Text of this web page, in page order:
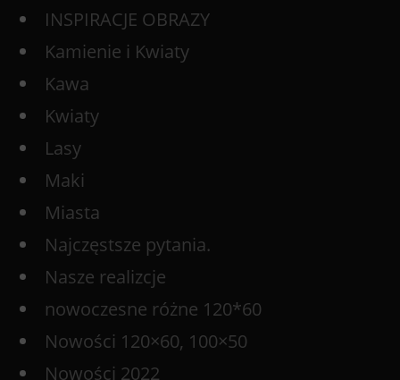
INSPIRACJE OBRAZY
Kamienie i Kwiaty
Kawa
Kwiaty
Lasy
Maki
Miasta
Najczęstsze pytania.
Nasze realizcje
nowoczesne różne 120*60
Nowości 120×60, 100×50
Nowości 2022